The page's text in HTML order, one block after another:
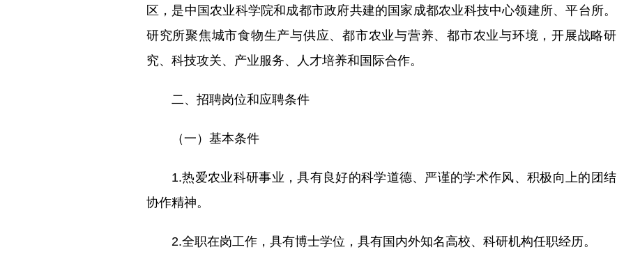
区，是中国农业科学院和成都市政府共建的国家成都农业科技中心领建所、平台所。
研究所聚焦城市食物生产与供应、都市农业与营养、都市农业与环境，开展战略研
究、科技攻关、产业服务、人才培养和国际合作。
二、招聘岗位和应聘条件
（一）基本条件
1.热爱农业科研事业，具有良好的科学道德、严谨的学术作风、积极向上的团结
协作精神。
2.全职在岗工作，具有博士学位，具有国内外知名高校、科研机构任职经历。